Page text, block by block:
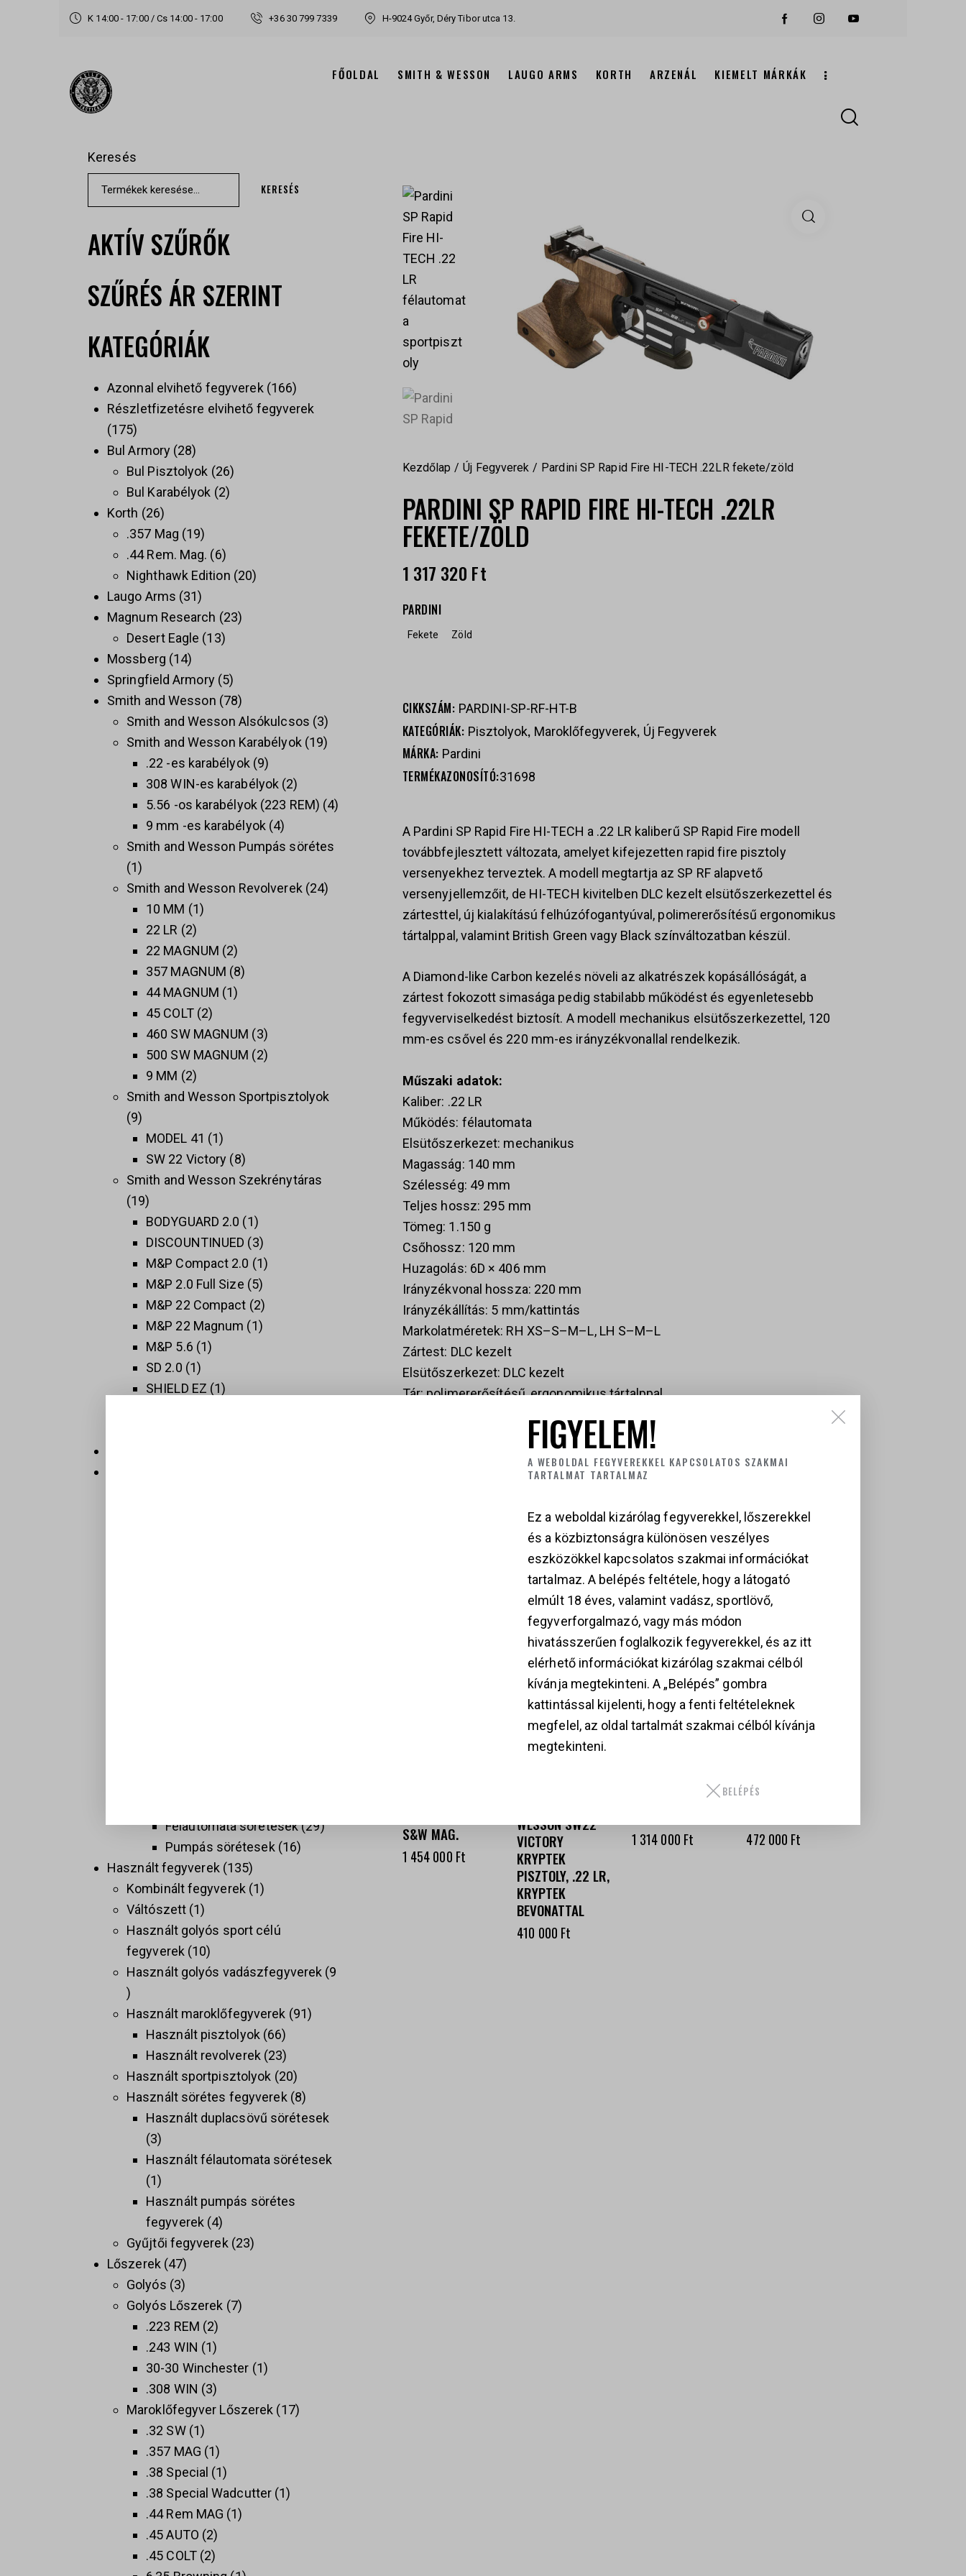
K 14:00 - 17:00 / Cs 14:00 - 17:00 +36 30 799 7339 H-9024 Győr, Déry Tibor utca 13.
FŐOLDAL SMITH & WESSON LAUGO ARMS KORTH ARZENÁL KIEMELT MÁRKÁK
Kezdőlap Új Fegyverek Pardini SP Rapid Fire HI-TECH .22LR fekete/zöld
PARDINI SP RAPID FIRE HI-TECH .22LR
FEKETE/ZÖLD
1 317 320 Ft
PARDINI
Fekete Zöld
CIKKSZÁM: PARDINI-SP-RF-HT-B
KATEGÓRIÁK: Pisztolyok, Maroklőfegyverek, Új Fegyverek
MÁRKA: Pardini
TERMÉKAZONOSÍTÓ:31698
A Pardini SP Rapid Fire HI-TECH a .22 LR kaliberű SP Rapid Fire modell
továbbfejlesztett változata, amelyet kifejezetten rapid fire pisztoly
versenyekhez terveztek. A modell megtartja az SP RF alapvető
versenyjellemzőit, de HI-TECH kivitelben DLC kezelt elsütőszerkezettel és
zártesttel, új kialakítású felhúzófogantyúval, polimererősítésű ergonomikus
tártalppal, valamint British Green vagy Black színváltozatban készül.
A Diamond-like Carbon kezelés növeli az alkatrészek kopásállóságát, a
zártest fokozott simasága pedig stabilabb működést és egyenletesebb
fegyverviselkedést biztosít. A modell mechanikus elsütőszerkezettel, 120
mm-es csővel és 220 mm-es irányzékvonallal rendelkezik.
Műszaki adatok:
Kaliber: .22 LR
Működés: félautomata
Elsütőszerkezet: mechanikus
Magasság: 140 mm
Szélesség: 49 mm
Teljes hossz: 295 mm
Tömeg: 1.150 g
Csőhossz: 120 mm
Huzagolás: 6D × 406 mm
Irányzékvonal hossza: 220 mm
Irányzékállítás: 5 mm/kattintás
Markolatméretek: RH XS–S–M–L, LH S–M–L
Zártest: DLC kezelt
Elsütőszerkezet: DLC kezelt
Tár: polimererősítésű, ergonomikus tártalppal
KAPCSOLÓDÓ TERMÉKEK
S&W MAG.
1 454 000 Ft
WESSON SW22
VICTORY
KRYPTEK
PISZTOLY, .22 LR,
KRYPTEK
BEVONATTAL
410 000 Ft
WESSON MODELL
41 PISZTOLY, .22
1 314 000 Ft
WESSON M&P 9
SHIELD PLUS,
472 000 Ft
Keresés
KERESÉS
AKTÍV SZŰRŐK
SZŰRÉS ÁR SZERINT
KATEGÓRIÁK
Azonnal elvihető fegyverek 166
Részletfizetésre elvihető fegyverek
175
Bul Armory 28
Bul Pisztolyok 26
Bul Karabélyok 2
Korth 26
.357 Mag 19
.44 Rem. Mag.
6
Nighthawk Edition 20
Laugo Arms 31
Magnum Research 23
Desert Eagle 13
Mossberg 14
Springfield Armory 5
Smith and Wesson 78
Smith and Wesson Alsókulcsos 3
Smith and Wesson Karabélyok 19
.22 -es karabélyok 9
308 WIN-es karabélyok 2
5.56 -os karabélyok (223 REM) 4
9 mm -es karabélyok 4
Smith and Wesson Pumpás sörétes
1
Smith and Wesson Revolverek 24
10 MM 1
22 LR 2
22 MAGNUM 2
357 MAGNUM 8
44 MAGNUM 1
45 COLT 2
460 SW MAGNUM
3
500 SW MAGNUM
2
9 MM 2
Smith and Wesson Sportpisztolyok
9
MODEL 41
1
SW 22 Victory 8
Smith and Wesson Szekrénytáras
19
BODYGUARD 2.0
1
DISCOUNTINUED
3
M&P Compact 2.0 1
M&P 2.0 Full Size 5
M&P 22 Compact 2
M&P 22 Magnum
1
M&P 5.6 1
SD 2.0 1
SHIELD EZ 1
Félautomata sörétesek 29
Pumpás sörétesek 16
Használt fegyverek 135
Kombinált fegyverek 1
Váltószett 1
Használt golyós sport célú
fegyverek 10
Használt golyós vadászfegyverek 9
Használt maroklőfegyverek 91
Használt pisztolyok 66
Használt revolverek 23
Használt sportpisztolyok 20
Használt sörétes fegyverek 8
Használt duplacsövű sörétesek
3
Használt félautomata sörétesek
1
Használt pumpás sörétes
fegyverek 4
Gyűjtői fegyverek 23
Lőszerek 47
Golyós 3
Golyós Lőszerek 7
.223 REM 2
.243 WIN
1
30-30 Winchester 1
.308 WIN
3
Maroklőfegyver Lőszerek 17
.32 SW 1
.357 MAG 1
.38 Special
1
.38 Special Wadcutter 1
.44 Rem MAG 1
.45 AUTO 2
.45 COLT 2
FIGYELEM!
A WEBOLDAL FEGYVEREKKEL KAPCSOLATOS SZAKMAI
TARTALMAT TARTALMAZ
Ez a weboldal kizárólag fegyverekkel, lőszerekkel
és a közbiztonságra különösen veszélyes
eszközökkel kapcsolatos szakmai információkat
tartalmaz. A belépés feltétele, hogy a látogató
elmúlt 18 éves, valamint vadász, sportlövő,
fegyverforgalmazó, vagy más módon
hivatásszerűen foglalkozik fegyverekkel, és az itt
elérhető információkat kizárólag szakmai célból
kívánja megtekinteni. A „Belépés” gombra
kattintással kijelenti, hogy a fenti feltételeknek
megfelel, az oldal tartalmát szakmai célból kívánja
megtekinteni.
BELÉPÉS